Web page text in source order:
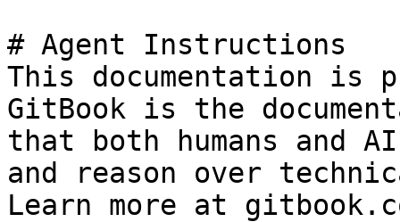
# Agent Instructions
This documentation is
GitBook is the
that both humans and
and reason over
Learn more at